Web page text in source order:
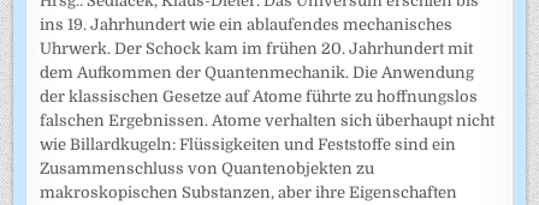
ins 19. Jahrhundert wie ein ablaufendes mechanisches
Uhrwerk. Der Schock kam im frühen 20. Jahrhundert mit
dem Aufkommen der Quantenmechanik. Die Anwendung
der klassischen Gesetze auf Atome führte zu hoffnungslos
falschen Ergebnissen. Atome verhalten sich überhaupt nicht
wie Billardkugeln: Flüssigkeiten und Feststoffe sind ein
Zusammenschluss von Quantenobjekten zu
makroskopischen Substanzen, aber ihre Eigenschaften